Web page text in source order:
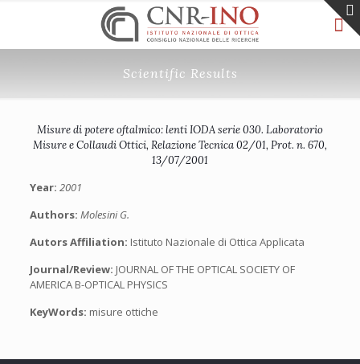
Scientific Results
Misure di potere oftalmico: lenti IODA serie 030. Laboratorio
Misure e Collaudi Ottici, Relazione Tecnica 02/01, Prot. n. 670,
13/07/2001
Year: 2001
Authors: Molesini G.
Autors Affiliation: Istituto Nazionale di Ottica Applicata
Journal/Review: JOURNAL OF THE OPTICAL SOCIETY OF
AMERICA B-OPTICAL PHYSICS
KeyWords: misure ottiche